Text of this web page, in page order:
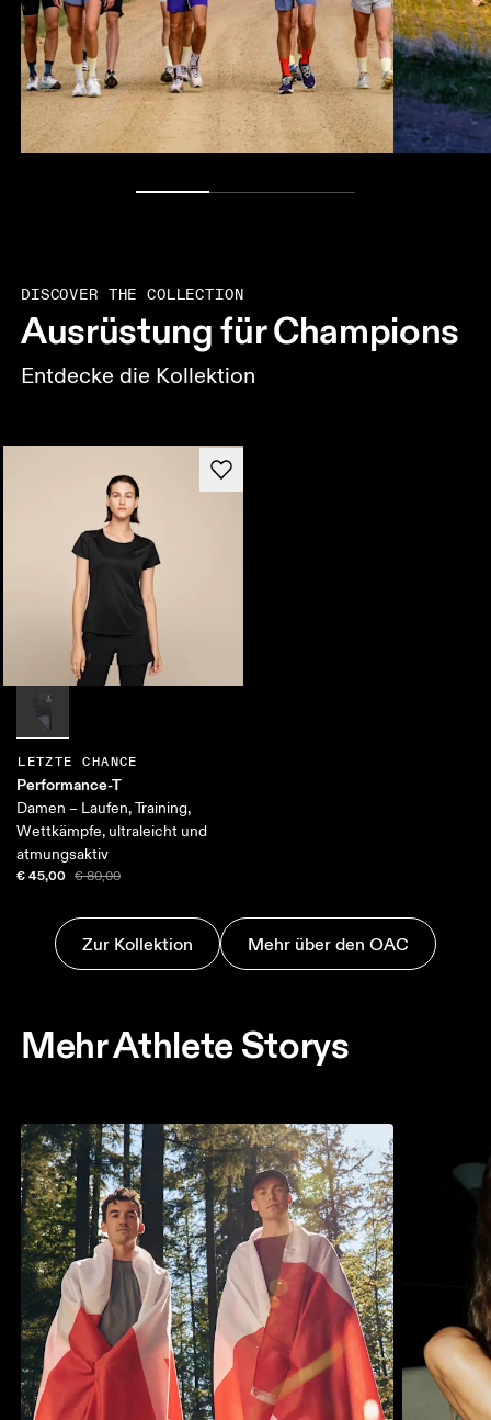
DISCOVER THE COLLECTION
Ausrüstung für Champions
Entdecke die Kollektion
LETZTE CHANCE
Performance-T
Damen – Laufen, Training,
Wettkämpfe, ultraleicht und
atmungsaktiv
€ 45,00 € 80,00
Zur Kollektion Mehr über den OAC
Mehr Athlete Storys